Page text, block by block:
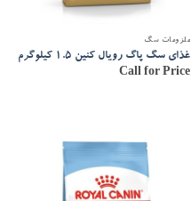
ملزومات سگ
غذای سگ پاگ رویال کنین 1.5 کیلوگرم
Call for Price